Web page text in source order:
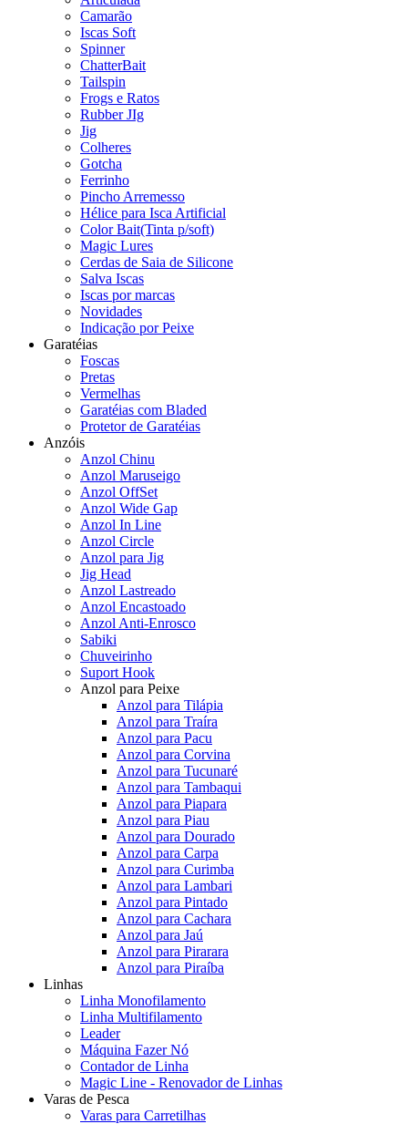
Camarão
Iscas Soft
Spinner
ChatterBait
Tailspin
Frogs e Ratos
Rubber JIg
Jig
Colheres
Gotcha
Ferrinho
Pincho Arremesso
Hélice para Isca Artificial
Color Bait(Tinta p/soft)
Magic Lures
Cerdas de Saia de Silicone
Salva Iscas
Iscas por marcas
Novidades
Indicação por Peixe
Garatéias
Foscas
Pretas
Vermelhas
Garatéias com Bladed
Protetor de Garatéias
Anzóis
Anzol Chinu
Anzol Maruseigo
Anzol OffSet
Anzol Wide Gap
Anzol In Line
Anzol Circle
Anzol para Jig
Jig Head
Anzol Lastreado
Anzol Encastoado
Anzol Anti-Enrosco
Sabiki
Chuveirinho
Suport Hook
Anzol para Peixe
Anzol para Tilápia
Anzol para Traíra
Anzol para Pacu
Anzol para Corvina
Anzol para Tucunaré
Anzol para Tambaqui
Anzol para Piapara
Anzol para Piau
Anzol para Dourado
Anzol para Carpa
Anzol para Curimba
Anzol para Lambari
Anzol para Pintado
Anzol para Cachara
Anzol para Jaú
Anzol para Pirarara
Anzol para Piraíba
Linhas
Linha Monofilamento
Linha Multifilamento
Leader
Máquina Fazer Nó
Contador de Linha
Magic Line - Renovador de Linhas
Varas de Pesca
Varas para Carretilhas